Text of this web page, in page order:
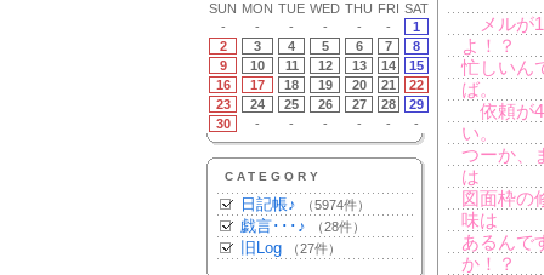
SUN MON TUE WED THU FRI SAT
-
- - - - -
1
2
3 4 5 6 7
8
9
10 11 12 13 14
15
16
17 18 19 20 21
22
23
24 25 26 27 28
29
30
- - - - - -
CATEGORY
日記帳♪ （5974件）
戯言･･･♪ （28件）
旧Log （27件）
メルが1
よ！？
忙しいん
ば。
依頼が4
い。
つーか、
は
図面枠の
味は
あるんで
か！？